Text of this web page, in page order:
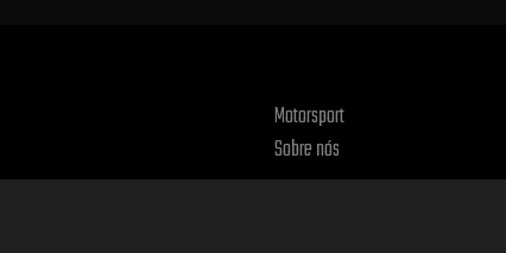
Motorsport
Sobre nós